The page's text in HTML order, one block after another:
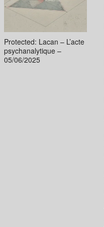
Protected: Lacan – L’acte
psychanalytique –
05/06/2025